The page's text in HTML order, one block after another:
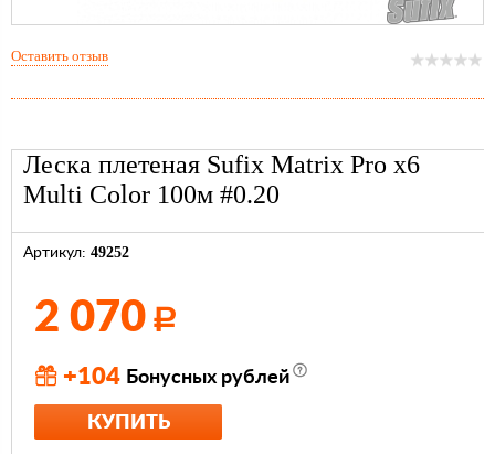
Леска плетеная Sufix Matrix Pro x6
Multi Color 100м #0.20
Артикул: 49252
2 070 Р
+104 Бонусных рублей
КУПИТЬ
Оставить отзыв